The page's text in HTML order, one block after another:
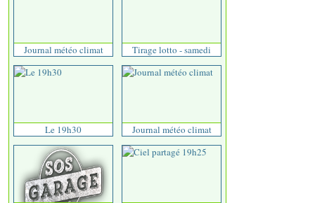
Journal météo climat Tirage lotto - samedi
Le 19h30 Journal météo climat